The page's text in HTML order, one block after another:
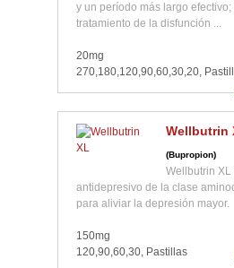
y un período más largo efectivo;
tratamiento de la disfunción ...
20mg
270,180,120,90,60,30,20,
Wellbutrin
(Bupropion)
Wellbutrin XL
antidepresivo de la clase
para aliviar la depresión mayor.
150mg
120,90,60,30, Pastillas